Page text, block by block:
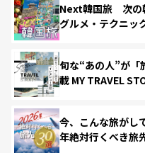
Next韓国旅 次の
グルメ・テクニッ
旬な“あの人”が「
載 MY TRAVEL
今、こんな旅がし
年絶対行くべき旅